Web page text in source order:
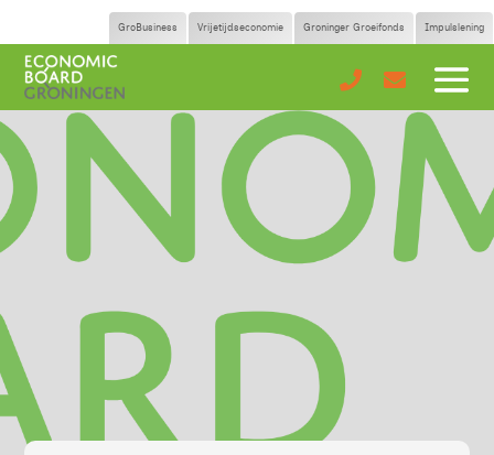
GroBusiness Vrijetijdseconomie Groninger Groeifonds Impulslening
 